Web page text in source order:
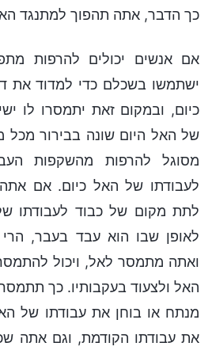
כך הדבר, אתה תהפוך למתנגד
אם אנשים יכולים להרפות
ישתמשו בשכלם כדי למדוד את
כיום, ובמקום זאת יתמסרו לו
של האל היום שונה בבירור
מסוגל להרפות מהשקפות
לעבודתו של האל כיום. אם
לתת מקום של כבוד לעבודתו
לאופן שבו הוא עבד בעבר,
ואתה מתמסר לאל, ויכול
האל ולצעוד בעקבותיו. כך
מנתח או בוחן את עבודתו של
את עבודתו הקודמת, וגם אתה